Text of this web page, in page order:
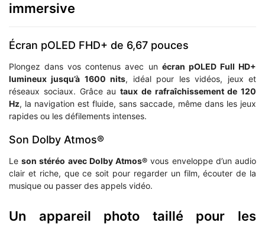
immersive
Écran pOLED FHD+ de 6,67 pouces
Plongez dans vos contenus avec un écran pOLED Full HD+
lumineux jusqu’à 1600 nits, idéal pour les vidéos, jeux et
réseaux sociaux. Grâce au taux de rafraîchissement de 120
Hz, la navigation est fluide, sans saccade, même dans les jeux
rapides ou les défilements intenses.
Son Dolby Atmos®
Leson stéréo avec Dolby Atmos® vous enveloppe d’un audio
clair et riche, que ce soit pour regarder un film, écouter de la
musique ou passer des appels vidéo.
Un appareil photo taillé pour les